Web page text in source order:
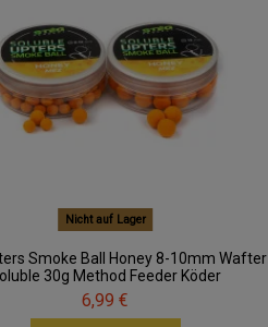
Nicht auf Lager
Smoke Ball Honey 8-10mm Wafter
30g Method Feeder Köder
6,99 €